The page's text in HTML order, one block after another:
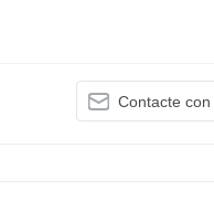
Contacte